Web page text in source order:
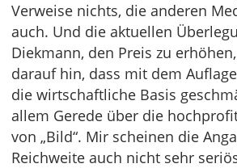
Verweise nichts, die anderen
auch. Und die aktuellen
Diekmann, den Preis zu
darauf hin, dass mit dem
die wirtschaftliche Basis
allem Gerede über die
von „Bild“. Mir scheinen die
Reichweite auch nicht sehr